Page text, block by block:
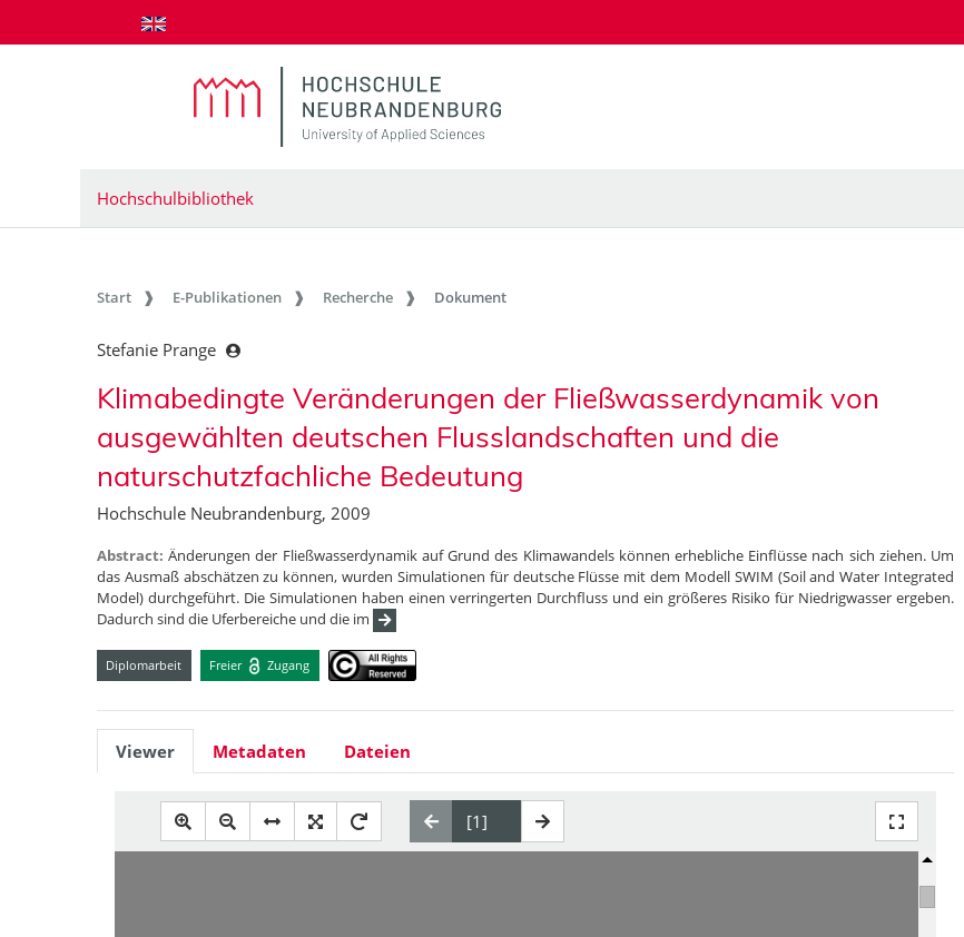
zum Inhalt springen
Hochschulbibliothek
Start E-Publikationen Recherche Dokument
Stefanie Prange
Klimabedingte Veränderungen der Fließwasserdynamik von
ausgewählten deutschen Flusslandschaften und die
naturschutzfachliche Bedeutung
Hochschule Neubrandenburg, 2009
Abstract:Änderungen der Fließwasserdynamik auf Grund des Klimawandels können erhebliche Einflüsse nach sich ziehen. Um
das Ausmaß abschätzen zu können, wurden Simulationen für deutsche Flüsse mit dem Modell SWIM (Soil and Water Integrated
Model) durchgeführt. Die Simulationen haben einen verringerten Durchfluss und ein größeres Risiko für Niedrigwasser ergeben.
Dadurch sind die Uferbereiche und die im
Diplomarbeit Freier Zugang
Viewer Metadaten Dateien